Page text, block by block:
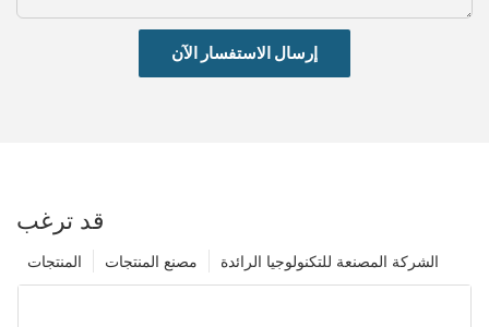
إرسال الاستفسار الآن
قد ترغب
الشركة المصنعة للتكنولوجيا الرائدة مصنع المنتجات المنتجات